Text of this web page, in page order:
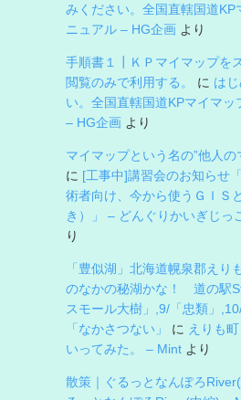
みください。全国直轄国道KP
ニュアル – HG企画 より
手順書１┃ＫＰマイマップを
閲覧のみで利用する。
に は
い。全国直轄国道KPマイマッ
– HG企画 より
マイマップという名の”他人の
に [工事中]講習会のお知らせ
術者向け、今から使うＧＩＳ
き）」 – どんぐりかいぎじっ
り
「豊似湖」北海道幌泉郡え
のなかの秘湖かな！ 道の駅
スモール大樹」,9/「忠類」
「なかさつない」
に えりも
いってみた。 – Mint より
散策｜ぐるっとなんぽろ